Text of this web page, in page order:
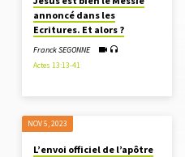
PARTIR
DE
NOVEMBRE
annoncé dans les
Ecritures. Et alors ?
Franck SEGONNE
Actes 13:13-41
NOV 5, 2023
L’envoi officiel de l’apôtre